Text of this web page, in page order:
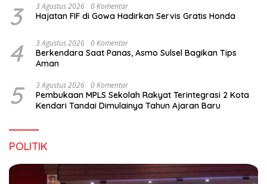
3 3 Agustus 2026 0 Komentar
Hajatan FIF di Gowa Hadirkan Servis Gratis Honda
4 3 Agustus 2026 0 Komentar
Berkendara Saat Panas, Asmo Sulsel Bagikan Tips
Aman
5 3 Agustus 2026 0 Komentar
Pembukaan MPLS Sekolah Rakyat Terintegrasi 2 Kota
Kendari Tandai Dimulainya Tahun Ajaran Baru
POLITIK